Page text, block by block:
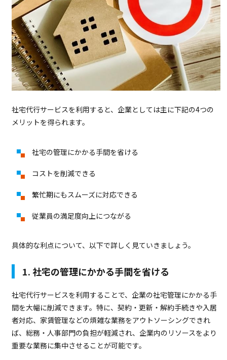
社宅代行サービスを利用すると、企業としては主に下記の4つの
メリットを得られます。
社宅の管理にかかる手間を省ける
コストを削減できる
繁忙期にもスムーズに対応できる
従業員の満足度向上につながる
具体的な利点について、以下で詳しく見ていきましょう。
1. 社宅の管理にかかる手間を省ける
社宅代行サービスを利用することで、企業の社宅管理にかかる手
間を大幅に削減できます。特に、契約・更新・解約手続きや入居
者対応、家賃管理などの煩雑な業務をアウトソーシングできれ
ば、総務・人事部門の負担が軽減され、企業内のリソースをより
重要な業務に集中させることが可能です。